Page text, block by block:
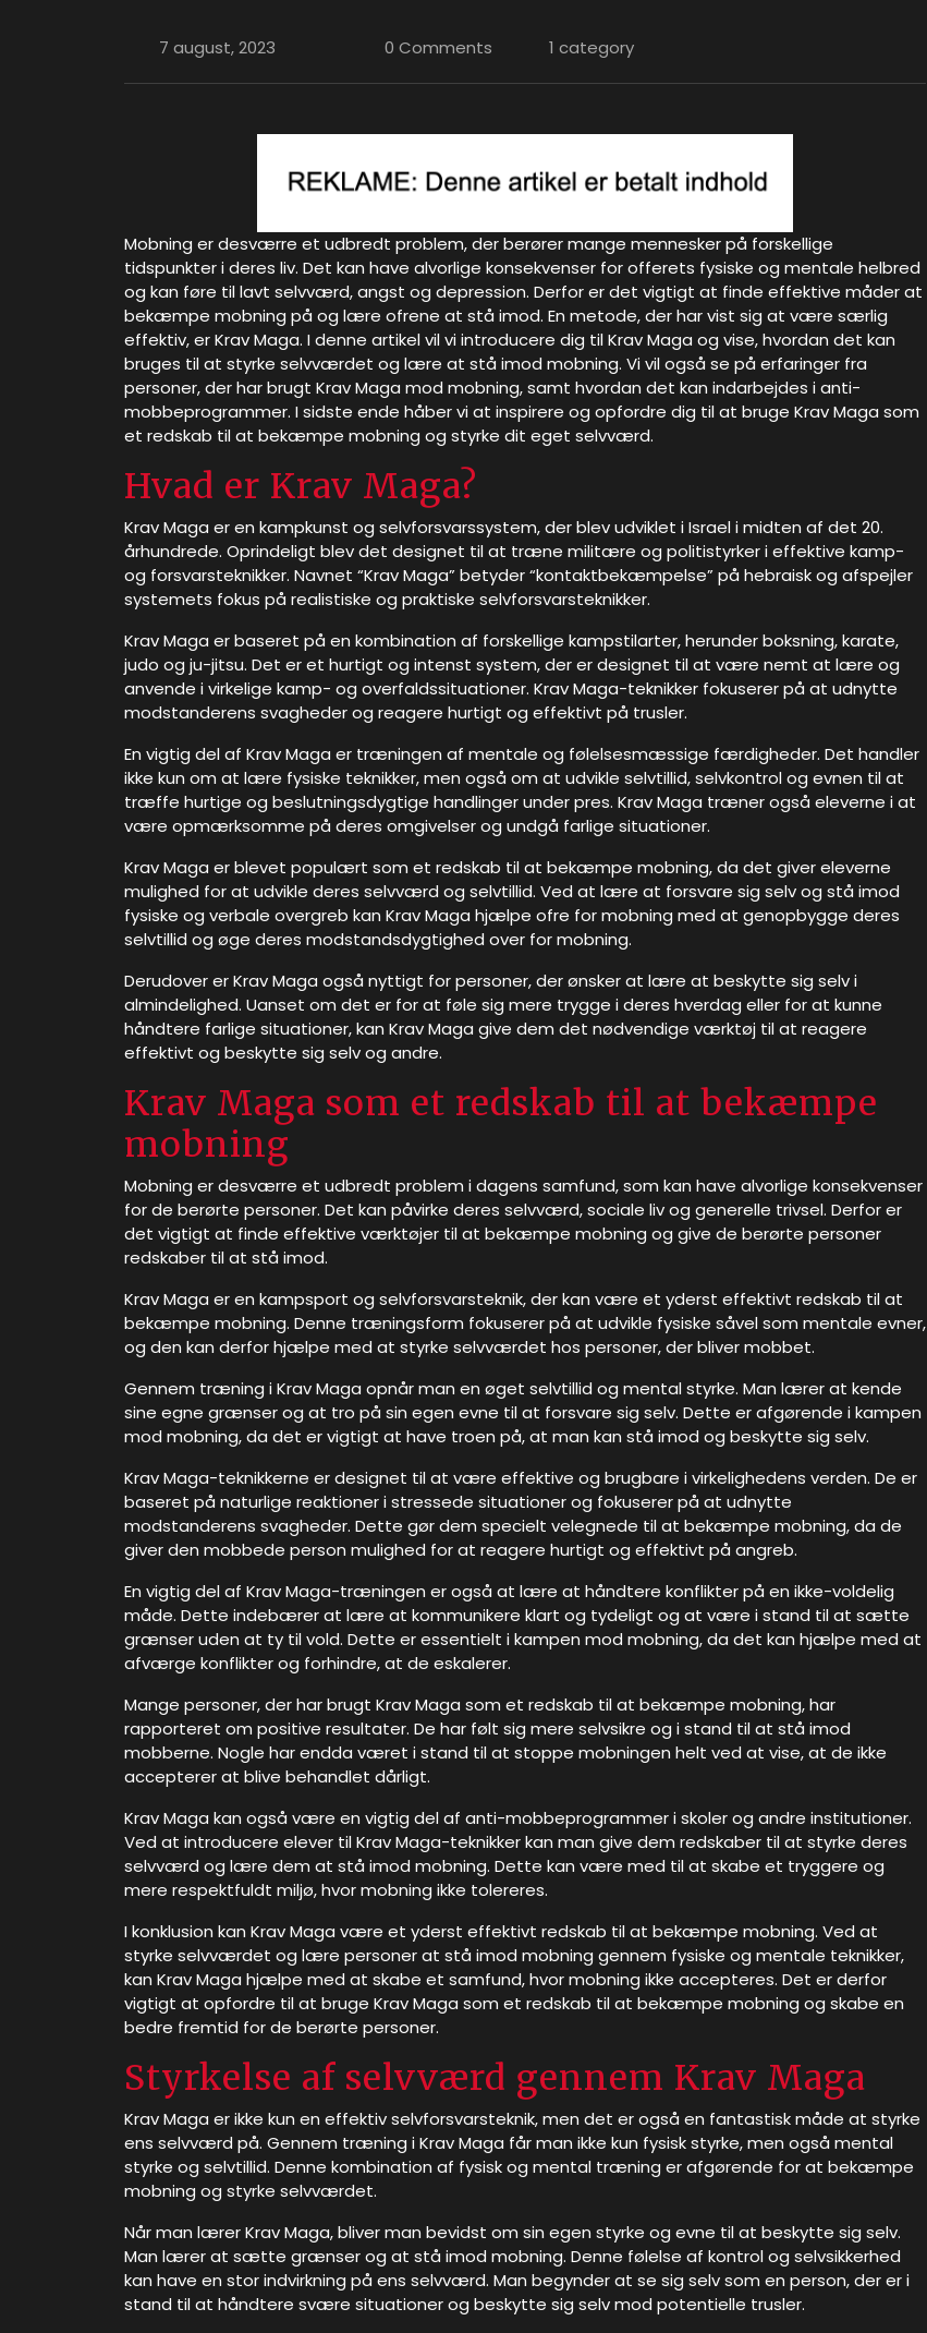
7 august, 2023 0 Comments 1 category
Mobning er desværre et udbredt problem, der berører mange mennesker på forskellige
tidspunkter i deres liv. Det kan have alvorlige konsekvenser for offerets fysiske og mentale helbred
og kan føre til lavt selvværd, angst og depression. Derfor er det vigtigt at finde effektive måder at
bekæmpe mobning på og lære ofrene at stå imod. En metode, der har vist sig at være særlig
effektiv, er Krav Maga. I denne artikel vil vi introducere dig til Krav Maga og vise, hvordan det kan
bruges til at styrke selvværdet og lære at stå imod mobning. Vi vil også se på erfaringer fra
personer, der har brugt Krav Maga mod mobning, samt hvordan det kan indarbejdes i anti-
mobbeprogrammer. I sidste ende håber vi at inspirere og opfordre dig til at bruge Krav Maga som
et redskab til at bekæmpe mobning og styrke dit eget selvværd.
Hvad er Krav Maga?
Krav Maga er en kampkunst og selvforsvarssystem, der blev udviklet i Israel i midten af det 20.
århundrede. Oprindeligt blev det designet til at træne militære og politistyrker i effektive kamp-
og forsvarsteknikker. Navnet “Krav Maga” betyder “kontaktbekæmpelse” på hebraisk og afspejler
systemets fokus på realistiske og praktiske selvforsvarsteknikker.
Krav Maga er baseret på en kombination af forskellige kampstilarter, herunder boksning, karate,
judo og ju-jitsu. Det er et hurtigt og intenst system, der er designet til at være nemt at lære og
anvende i virkelige kamp- og overfaldssituationer. Krav Maga-teknikker fokuserer på at udnytte
modstanderens svagheder og reagere hurtigt og effektivt på trusler.
En vigtig del af Krav Maga er træningen af mentale og følelsesmæssige færdigheder. Det handler
ikke kun om at lære fysiske teknikker, men også om at udvikle selvtillid, selvkontrol og evnen til at
træffe hurtige og beslutningsdygtige handlinger under pres. Krav Maga træner også eleverne i at
være opmærksomme på deres omgivelser og undgå farlige situationer.
Krav Maga er blevet populært som et redskab til at bekæmpe mobning, da det giver eleverne
mulighed for at udvikle deres selvværd og selvtillid. Ved at lære at forsvare sig selv og stå imod
fysiske og verbale overgreb kan Krav Maga hjælpe ofre for mobning med at genopbygge deres
selvtillid og øge deres modstandsdygtighed over for mobning.
Derudover er Krav Maga også nyttigt for personer, der ønsker at lære at beskytte sig selv i
almindelighed. Uanset om det er for at føle sig mere trygge i deres hverdag eller for at kunne
håndtere farlige situationer, kan Krav Maga give dem det nødvendige værktøj til at reagere
effektivt og beskytte sig selv og andre.
Krav Maga som et redskab til at bekæmpe
mobning
Mobning er desværre et udbredt problem i dagens samfund, som kan have alvorlige konsekvenser
for de berørte personer. Det kan påvirke deres selvværd, sociale liv og generelle trivsel. Derfor er
det vigtigt at finde effektive værktøjer til at bekæmpe mobning og give de berørte personer
redskaber til at stå imod.
Krav Maga er en kampsport og selvforsvarsteknik, der kan være et yderst effektivt redskab til at
bekæmpe mobning. Denne træningsform fokuserer på at udvikle fysiske såvel som mentale evner,
og den kan derfor hjælpe med at styrke selvværdet hos personer, der bliver mobbet.
Gennem træning i Krav Maga opnår man en øget selvtillid og mental styrke. Man lærer at kende
sine egne grænser og at tro på sin egen evne til at forsvare sig selv. Dette er afgørende i kampen
mod mobning, da det er vigtigt at have troen på, at man kan stå imod og beskytte sig selv.
Krav Maga-teknikkerne er designet til at være effektive og brugbare i virkelighedens verden. De er
baseret på naturlige reaktioner i stressede situationer og fokuserer på at udnytte
modstanderens svagheder. Dette gør dem specielt velegnede til at bekæmpe mobning, da de
giver den mobbede person mulighed for at reagere hurtigt og effektivt på angreb.
En vigtig del af Krav Maga-træningen er også at lære at håndtere konflikter på en ikke-voldelig
måde. Dette indebærer at lære at kommunikere klart og tydeligt og at være i stand til at sætte
grænser uden at ty til vold. Dette er essentielt i kampen mod mobning, da det kan hjælpe med at
afværge konflikter og forhindre, at de eskalerer.
Mange personer, der har brugt Krav Maga som et redskab til at bekæmpe mobning, har
rapporteret om positive resultater. De har følt sig mere selvsikre og i stand til at stå imod
mobberne. Nogle har endda været i stand til at stoppe mobningen helt ved at vise, at de ikke
accepterer at blive behandlet dårligt.
Krav Maga kan også være en vigtig del af anti-mobbeprogrammer i skoler og andre institutioner.
Ved at introducere elever til Krav Maga-teknikker kan man give dem redskaber til at styrke deres
selvværd og lære dem at stå imod mobning. Dette kan være med til at skabe et tryggere og
mere respektfuldt miljø, hvor mobning ikke tolereres.
I konklusion kan Krav Maga være et yderst effektivt redskab til at bekæmpe mobning. Ved at
styrke selvværdet og lære personer at stå imod mobning gennem fysiske og mentale teknikker,
kan Krav Maga hjælpe med at skabe et samfund, hvor mobning ikke accepteres. Det er derfor
vigtigt at opfordre til at bruge Krav Maga som et redskab til at bekæmpe mobning og skabe en
bedre fremtid for de berørte personer.
Styrkelse af selvværd gennem Krav Maga
Krav Maga er ikke kun en effektiv selvforsvarsteknik, men det er også en fantastisk måde at styrke
ens selvværd på. Gennem træning i Krav Maga får man ikke kun fysisk styrke, men også mental
styrke og selvtillid. Denne kombination af fysisk og mental træning er afgørende for at bekæmpe
mobning og styrke selvværdet.
Når man lærer Krav Maga, bliver man bevidst om sin egen styrke og evne til at beskytte sig selv.
Man lærer at sætte grænser og at stå imod mobning. Denne følelse af kontrol og selvsikkerhed
kan have en stor indvirkning på ens selvværd. Man begynder at se sig selv som en person, der er i
stand til at håndtere svære situationer og beskytte sig selv mod potentielle trusler.